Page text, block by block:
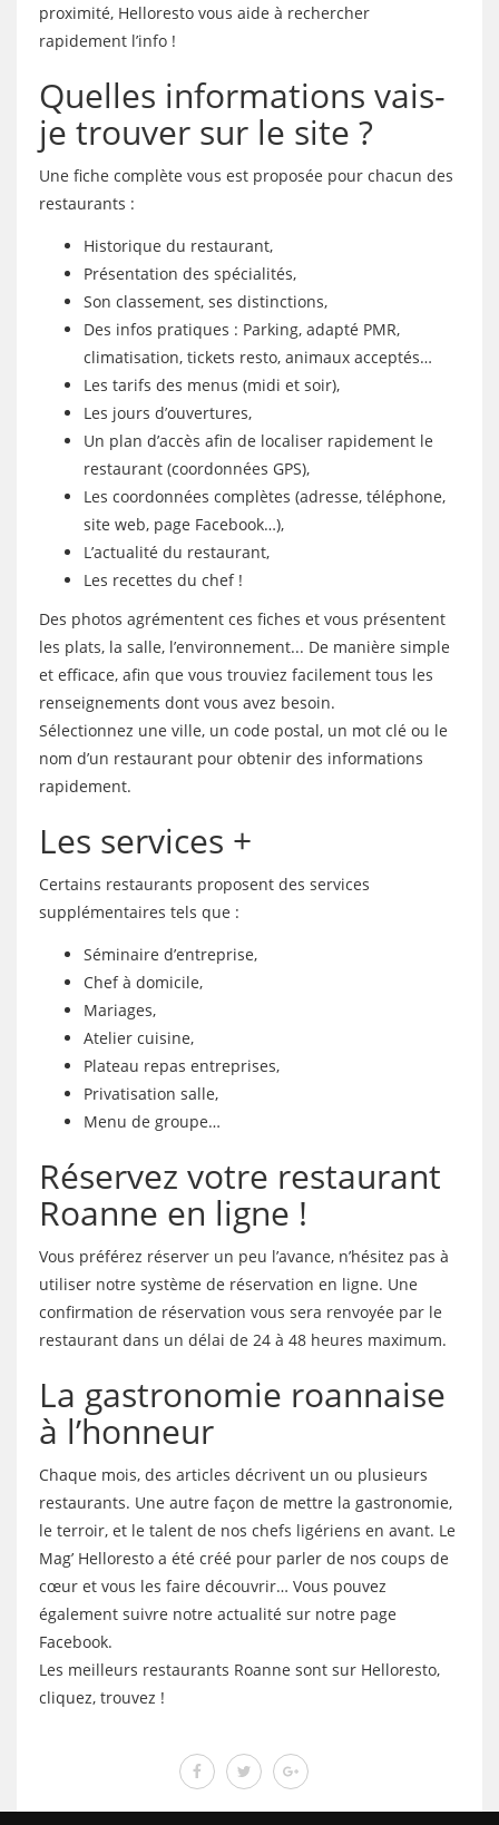
proximité, Helloresto vous aide à rechercher
rapidement l’info !
Quelles informations vais-
je trouver sur le site ?
Une fiche complète vous est proposée pour chacun des
restaurants :
Historique du restaurant,
Présentation des spécialités,
Son classement, ses distinctions,
Des infos pratiques : Parking, adapté PMR,
climatisation, tickets resto, animaux acceptés…
Les tarifs des menus (midi et soir),
Les jours d’ouvertures,
Un plan d’accès afin de localiser rapidement le
restaurant (coordonnées GPS),
Les coordonnées complètes (adresse, téléphone,
site web, page Facebook…),
L’actualité du restaurant,
Les recettes du chef !
Des photos agrémentent ces fiches et vous présentent
les plats, la salle, l’environnement... De manière simple
et efficace, afin que vous trouviez facilement tous les
renseignements dont vous avez besoin.
Sélectionnez une ville, un code postal, un mot clé ou le
nom d’un restaurant pour obtenir des informations
rapidement.
Les services +
Certains restaurants proposent des services
supplémentaires tels que :
Séminaire d’entreprise,
Chef à domicile,
Mariages,
Atelier cuisine,
Plateau repas entreprises,
Privatisation salle,
Menu de groupe…
Réservez votre restaurant
Roanne en ligne !
Vous préférez réserver un peu l’avance, n’hésitez pas à
utiliser notre système de réservation en ligne. Une
confirmation de réservation vous sera renvoyée par le
restaurant dans un délai de 24 à 48 heures maximum.
La gastronomie roannaise
à l’honneur
Chaque mois, des articles décrivent un ou plusieurs
restaurants. Une autre façon de mettre la gastronomie,
le terroir, et le talent de nos chefs ligériens en avant. Le
Mag’ Helloresto a été créé pour parler de nos coups de
cœur et vous les faire découvrir… Vous pouvez
également suivre notre actualité sur notre page
Facebook.
Les meilleurs restaurants Roanne sont sur Helloresto,
cliquez, trouvez !